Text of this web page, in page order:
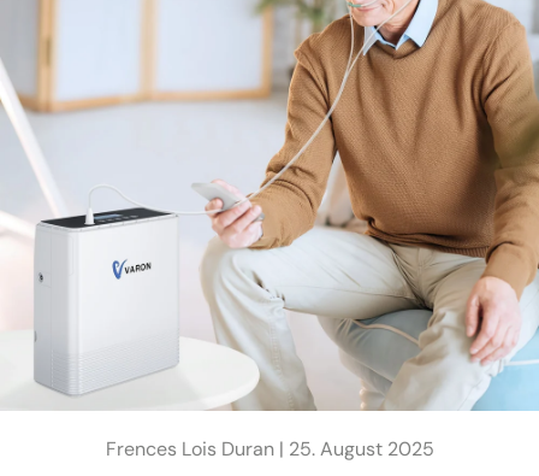
Frences Lois Duran | 25. August 2025